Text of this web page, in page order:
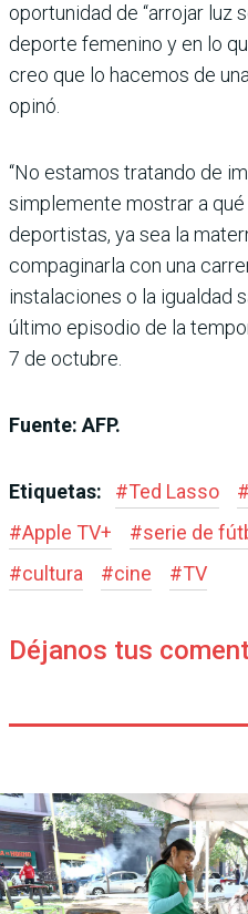
oportunidad de “arrojar luz
deporte femenino y en lo
creo que lo hacemos de
opinó.
“No estamos tratando de
simplemente mostrar a
deportistas, ya sea la
compaginarla con una
instalaciones o la igualdad
último episodio de la
7 de octubre.
Fuente: AFP.
Etiquetas: #Ted Lasso #
#Apple TV+ #serie de
#cultura #cine #TV
Déjanos tus